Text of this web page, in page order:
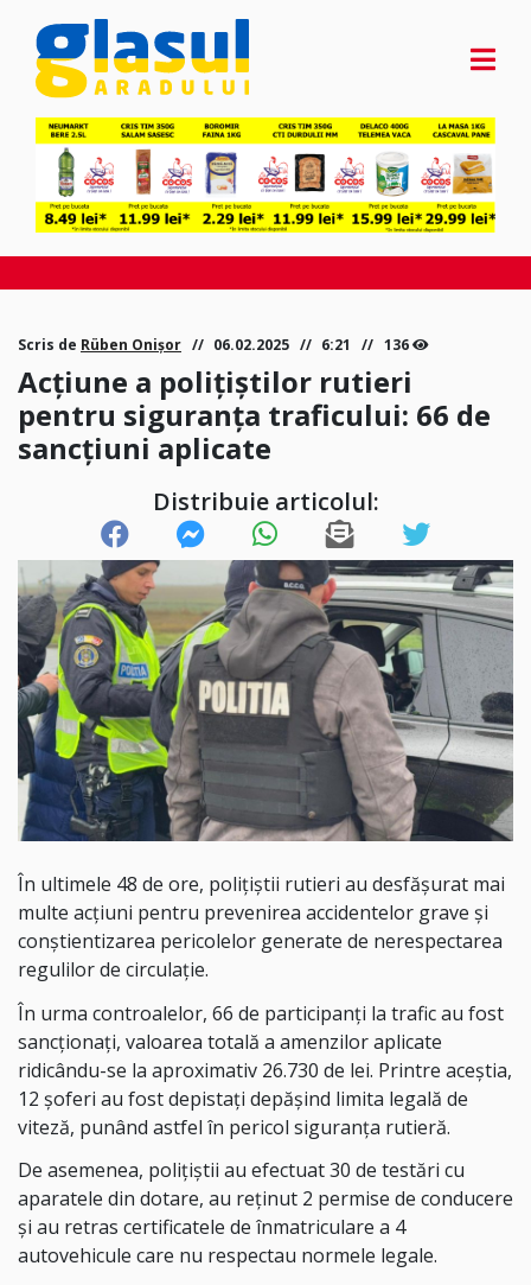
Scris de Rüben Onișor 06.02.2025 6:21 136
Acțiune a polițiștilor rutieri
pentru siguranța traficului: 66 de
sancțiuni aplicate
Distribuie articolul:
În ultimele 48 de ore, polițiștii rutieri au desfășurat mai
multe acțiuni pentru prevenirea accidentelor grave și
conștientizarea pericolelor generate de nerespectarea
regulilor de circulație.
În urma controalelor, 66 de participanți la trafic au fost
sancționați, valoarea totală a amenzilor aplicate
ridicându-se la aproximativ 26.730 de lei. Printre aceștia,
12 șoferi au fost depistați depășind limita legală de
viteză, punând astfel în pericol siguranța rutieră.
De asemenea, polițiștii au efectuat 30 de testări cu
aparatele din dotare, au reținut 2 permise de conducere
și au retras certificatele de înmatriculare a 4
autovehicule care nu respectau normele legale.